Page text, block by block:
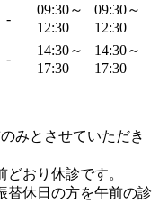
-
09:30～
12:30
09:30～
12:30
-
14:30～
17:30
14:30～
17:30
みとさせていただき
おり休診です。
替休日の方を午前の診